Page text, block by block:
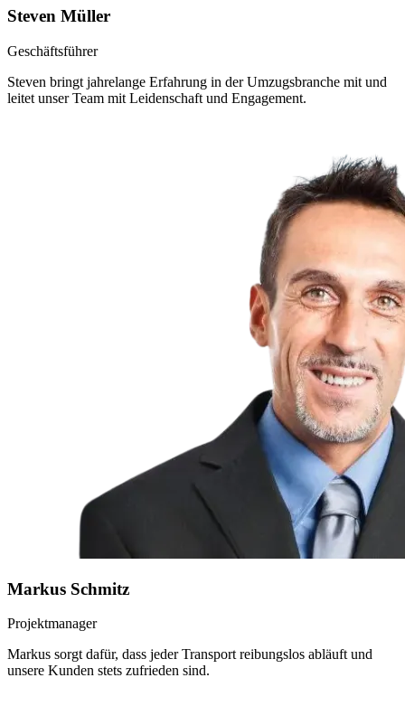
Steven Müller
Geschäftsführer
Steven bringt jahrelange Erfahrung in der Umzugsbranche mit und
leitet unser Team mit Leidenschaft und Engagement.
Markus Schmitz
Projektmanager
Markus sorgt dafür, dass jeder Transport reibungslos abläuft und
unsere Kunden stets zufrieden sind.